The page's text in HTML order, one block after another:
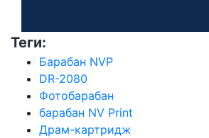
Теги:
Барабан NVP
DR-2080
Фотобарабан
барабан NV Print
Драм-картридж